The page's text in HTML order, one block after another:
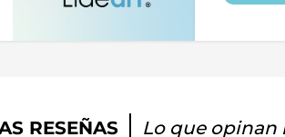
RESEÑAS Lo que opinan